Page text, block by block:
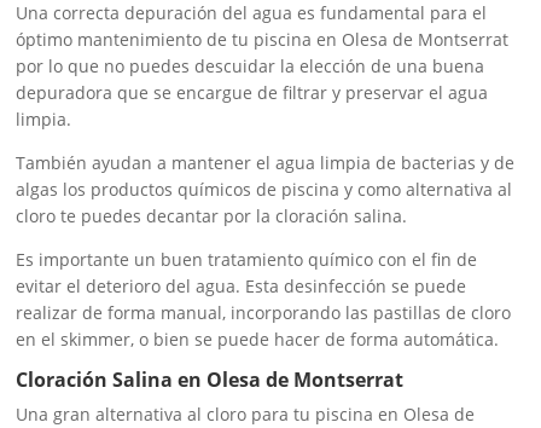
Una correcta depuración del agua es fundamental para el
óptimo mantenimiento de tu piscina en Olesa de Montserrat
por lo que no puedes descuidar la elección de una buena
depuradora que se encargue de filtrar y preservar el agua
limpia.
También ayudan a mantener el agua limpia de bacterias y de
algas los productos químicos de piscina y como alternativa al
cloro te puedes decantar por la cloración salina.
Es importante un buen tratamiento químico con el fin de
evitar el deterioro del agua. Esta desinfección se puede
realizar de forma manual, incorporando las pastillas de cloro
en el skimmer, o bien se puede hacer de forma automática.
Cloración Salina en Olesa de Montserrat
Una gran alternativa al cloro para tu piscina en Olesa de